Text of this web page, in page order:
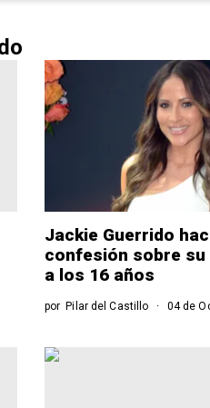
Jackie Guerrido
confesión sobre su
a los 16 años
porPilar del Castillo 04 de